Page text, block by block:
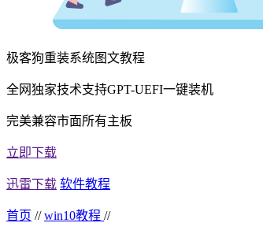
极客狗重装系统图文教程
全网独家技术支持GPT-UEFI一键装机
完美兼容市面所有主板
立即下载
迅雷下载 软件教程
首页 // win10教程 //